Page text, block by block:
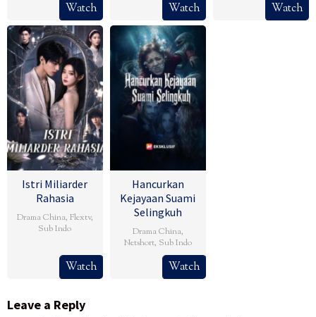
Watch Watch Watch
Istri Miliarder
Rahasia
Drama China, Flextv,
Sub Indo
Watch
Hancurkan
Kejayaan Suami
Selingkuh
Drama China,
Netshort, Sub Indo
Watch
Leave a Reply